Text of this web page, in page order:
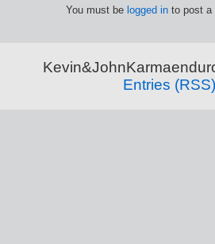
You must be logged in to post a
Entries (RSS)